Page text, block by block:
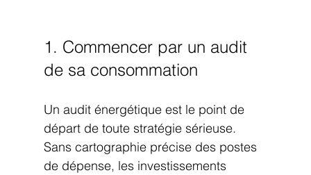
1. Commencer par un audit
de sa consommation
Un audit énergétique est le point de
départ de toute stratégie sérieuse.
Sans cartographie précise des postes
de dépense, les investissements